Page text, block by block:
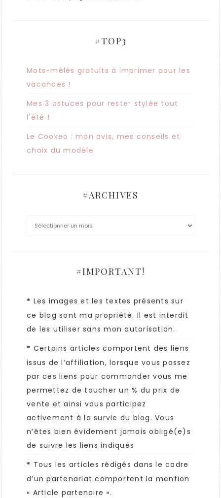
#TOP3
Mots-mêlés gratuits à imprimer pour les
vacances !
Mes 3 astuces pour rester stylée tout
l'été !
Le Cookeo : mon avis, mes conseils et
choix du modèle
#ARCHIVES
#IMPORTANT!
* Les images et les textes présents sur
ce blog sont ma propriété. Il est interdit
de les utiliser sans mon autorisation.
* Certains articles comportent des liens
issus de l’affiliation, lorsque vous passez
par ces liens pour commander vous me
permettez de toucher un % du prix de
vente et ainsi vous participez
activement à la survie du blog. Vous
n’êtes bien évidement jamais obligé(e)s
de suivre les liens indiqués
* Tous les articles rédigés dans le cadre
d’un partenariat comportent la mention
« Article partenaire ».